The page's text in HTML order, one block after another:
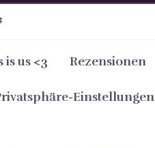
is us <3 Rezensionen
Einstellungen